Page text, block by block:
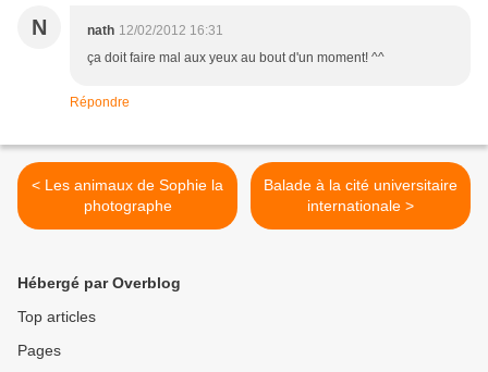
N nath 12/02/2012 16:31
ça doit faire mal aux yeux au bout d'un moment! ^^
Répondre
< Les animaux de Sophie la
photographe
Balade à la cité universitaire
internationale >
Hébergé par Overblog
Top articles
Pages